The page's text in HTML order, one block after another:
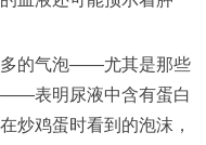
多的气泡——尤其是那些
——表明尿液中含有蛋白
炒鸡蛋时看到的泡沫，